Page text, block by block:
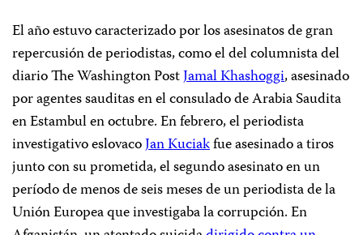
El año estuvo caracterizado por los asesinatos de gran
repercusión de periodistas, como el del columnista del
diarioTheWashington PostJamal Khashoggi, asesinado
por agentes sauditas en el consulado de Arabia Saudita
en Estambul en octubre. En febrero, el periodista
investigativo eslovacoJan Kuciakfue asesinado a tiros
junto con su prometida, el segundo asesinato en un
período de menos de seis meses de un periodista de la
Unión Europea que investigaba la corrupción. En